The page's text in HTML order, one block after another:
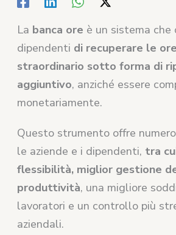
La banca ore è un sistema che
dipendenti di recuperare le
straordinario sotto forma di
aggiuntivo, anziché essere
monetariamente.
Questo strumento offre
le aziende e i dipendenti, tra
flessibilità, miglior gestione
produttività, una migliore
lavoratori e un controllo più
aziendali.